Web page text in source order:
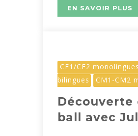
EN SAVOIR PLUS
CE1/CE2 monolingues
bilingues
CM1-CM2
Découverte
ball avec